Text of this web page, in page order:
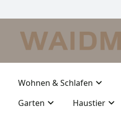
Wohnen & Schlafen
Garten
Haustier